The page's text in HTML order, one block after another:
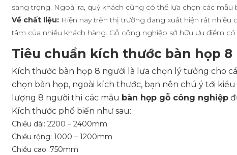
sang trọng. Ngoài ra, quý khách cũng có thể lựa chọn các
Về chất liệu:Hiện nay trên thị trường đang xuất hiện rất nhiều
tâm của nhiều khách hàng. Gỗ công nghiệp sở hữu ưu điểm
Tiêu chuẩn kích thước bàn họp 8
Kích thước bàn họp 8 người là lựa chọn lý tưởng cho
chọn bàn họp, ngoài kích thước, bạn nên chú ý tới
lượng 8 người thì các mẫu bàn họp gỗ công nghiệp
Kích thước phổ biến như sau:
Chiều dài: 2200 – 2400mm
Chiều rộng: 1000 – 1200mm
Chiều cao: 750mm